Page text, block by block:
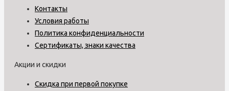
Контакты
Условия работы
Политика конфиденциальности
Сертификаты, знаки качества
Акции и скидки
Скидка при первой покупке